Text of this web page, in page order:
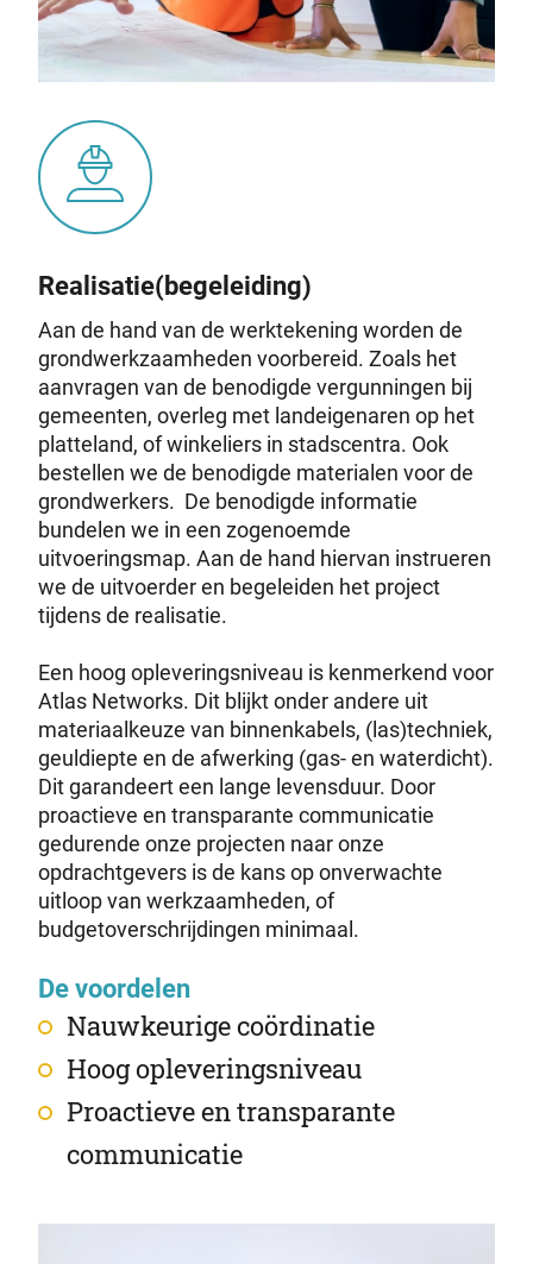
Realisatie(begeleiding)
Aan de hand van de werktekening worden de
grondwerkzaamheden voorbereid. Zoals het
aanvragen van de benodigde vergunningen bij
gemeenten, overleg met landeigenaren op het
platteland, of winkeliers in stadscentra. Ook
bestellen we de benodigde materialen voor de
grondwerkers. De benodigde informatie
bundelen we in een zogenoemde
uitvoeringsmap. Aan de hand hiervan instrueren
we de uitvoerder en begeleiden het project
tijdens de realisatie.
Een hoog opleveringsniveau is kenmerkend voor
Atlas Networks. Dit blijkt onder andere uit
materiaalkeuze van binnenkabels, (las)techniek,
geuldiepte en de afwerking (gas- en waterdicht).
Dit garandeert een lange levensduur. Door
proactieve en transparante communicatie
gedurende onze projecten naar onze
opdrachtgevers is de kans op onverwachte
uitloop van werkzaamheden, of
budgetoverschrijdingen minimaal.
De voordelen
Nauwkeurige coördinatie
Hoog opleveringsniveau
Proactieve en transparante
communicatie